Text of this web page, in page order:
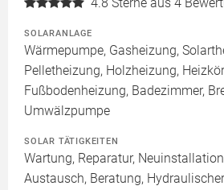
SOLARANLAGE
Wärmepumpe, Gasheizung,
Pelletheizung, Holzheizung,
Fußbodenheizung, Badezimmer,
Umwälzpumpe
SOLAR TÄTIGKEITEN
Wartung, Reparatur,
Austausch, Beratung,